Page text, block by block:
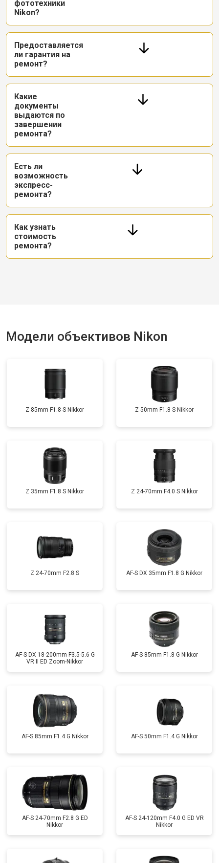
фототехники
Nikon?
Предоставляется
ли гарантия на
ремонт?
Какие
документы
выдаются по
завершении
ремонта?
Есть ли
возможность
экспресс-
ремонта?
Как узнать
стоимость
ремонта?
Модели объективов Nikon
Z 85mm F1.8 S Nikkor Z 50mm F1.8 S Nikkor
Z 35mm F1.8 S Nikkor Z 24-70mm F4.0 S Nikkor
Z 24-70mm F2.8 S AF-S DX 35mm F1.8 G Nikkor
AF-S DX 18-200mm F3.5-5.6 G
VR II ED Zoom-Nikkor
AF-S 85mm F1.8 G Nikkor
AF-S 85mm F1.4 G Nikkor AF-S 50mm F1.4 G Nikkor
AF-S 24-70mm F2.8 G ED
Nikkor
AF-S 24-120mm F4.0 G ED VR
Nikkor